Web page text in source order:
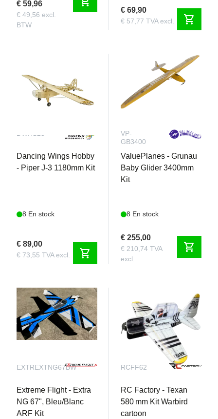
€ 59,96
€ 49,56 excl.
BTW
€ 69,90
€ 57,77 TVA excl. shopping_cart
DWHS23
Dancing Wings Hobby
- Piper J-3 1180mm Kit
8 En stock
€ 89,00
€ 73,55 TVA excl. shopping_cart
VP-
GB3400
ValuePlanes - Grunau
Baby Glider 3400mm
Kit
8 En stock
€ 255,00
€ 210,74 TVA
excl.
shopping_cart
EXTREXTNG67BW
Extreme Flight - Extra
NG 67", Bleu/Blanc
ARF Kit
RCFF62
RC Factory - Texan
580 mm Kit Warbird
cartoon